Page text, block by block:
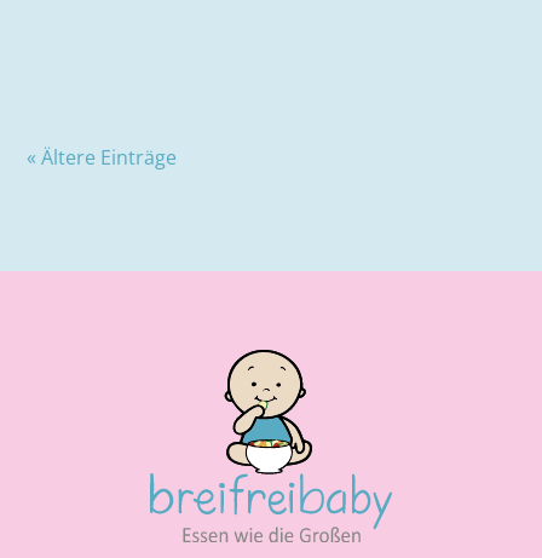
« Ältere Einträge